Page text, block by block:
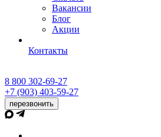
Вакансии
Блог
Акции
Контакты
8 800 302-69-27
+7 (903) 403-59-27
перезвонить